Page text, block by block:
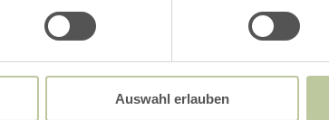
Auswahl erlauben